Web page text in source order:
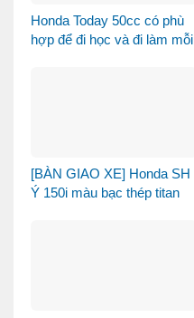
Honda Today 50cc có phù
hợp để đi học và đi làm mỗi
[BÀN GIAO XE] Honda SH
Ý 150i màu bạc thép titan